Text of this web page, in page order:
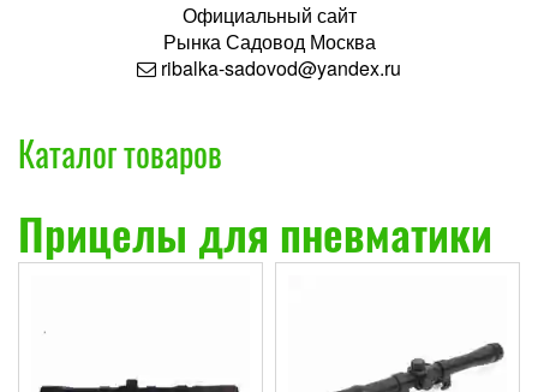
Официальный сайт
РынкаСадовод Москва
ribalka-sadovod@yandex.ru
Каталог товаров
Прицелы для пневматики